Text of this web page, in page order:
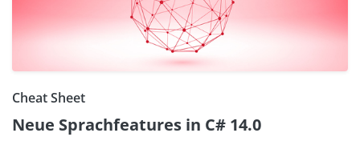
Cheat Sheet
Neue Sprachfeatures in C# 14.0